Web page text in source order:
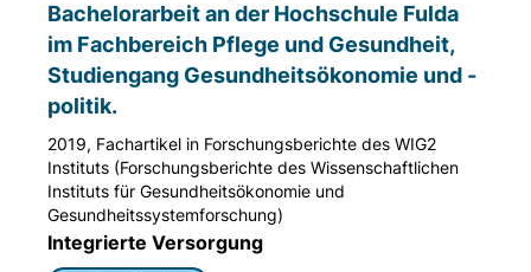
Bachelorarbeit an der Hochschule Fulda
im Fachbereich Pflege und Gesundheit,
Studiengang Gesundheitsökonomie und -
politik.
2019, Fachartikel in Forschungsberichte des WIG2
Instituts (Forschungsberichte des Wissenschaftlichen
Instituts für Gesundheitsökonomie und
Gesundheitssystemforschung)
Integrierte Versorgung